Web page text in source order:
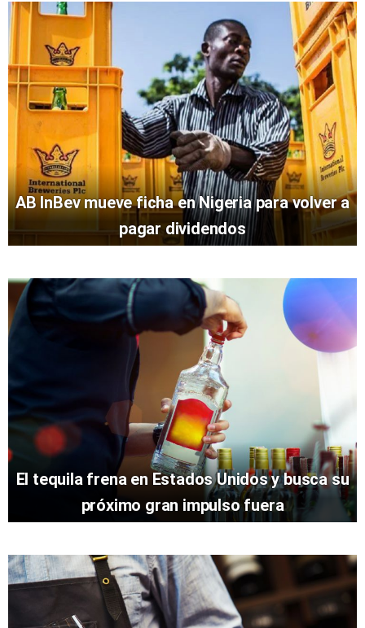
AB InBev mueve ficha en Nigeria para volver a
pagar dividendos
El tequila frena en Estados Unidos y busca su
próximo gran impulso fuera